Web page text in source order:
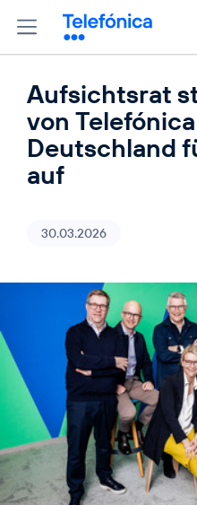
Aufsichtsrat
von
Deutschland
auf
30.03.2026